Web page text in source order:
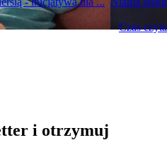
Czas
i otrzymuj